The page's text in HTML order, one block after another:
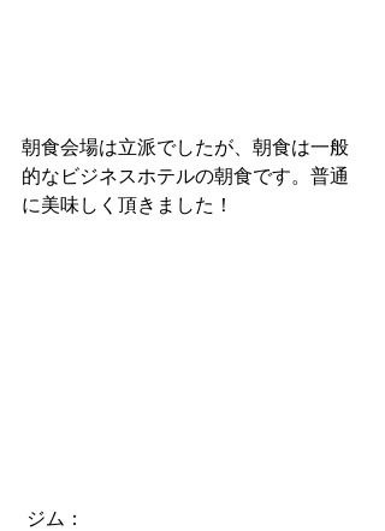
朝食会場は立派でしたが、朝食は一般
的なビジネスホテルの朝食です。普通
に美味しく頂きました！
ジム：